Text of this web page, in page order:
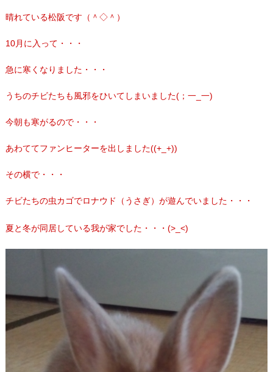
晴れている松阪です（＾◇＾）
10月に入って・・・
急に寒くなりました・・・
うちのチビたちも風邪をひいてしまいました(；一_一)
今朝も寒がるので・・・
あわててファンヒーターを出しました((+_+))
その横で・・・
チビたちの虫カゴでロナウド（うさぎ）が遊んでいました・・・
夏と冬が同居している我が家でした・・・(>_<)